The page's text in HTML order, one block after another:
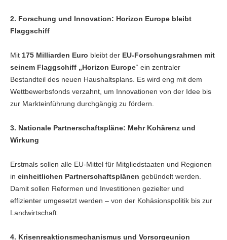
2. Forschung und Innovation: Horizon Europe bleibt
Flaggschiff
Mit 175 Milliarden Euro bleibt der EU-Forschungsrahmen mit
seinem Flaggschiff „Horizon Europe“ ein zentraler
Bestandteil des neuen Haushaltsplans. Es wird eng mit dem
Wettbewerbsfonds verzahnt, um Innovationen von der Idee bis
zur Markteinführung durchgängig zu fördern.
3. Nationale Partnerschaftspläne: Mehr Kohärenz und
Wirkung
Erstmals sollen alle EU-Mittel für Mitgliedstaaten und Regionen
in einheitlichen Partnerschaftsplänen gebündelt werden.
Damit sollen Reformen und Investitionen gezielter und
effizienter umgesetzt werden – von der Kohäsionspolitik bis zur
Landwirtschaft.
4. Krisenreaktionsmechanismus und Vorsorgeunion